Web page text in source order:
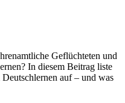
Geflüchteten und
In diesem Beitrag liste
auf – und was